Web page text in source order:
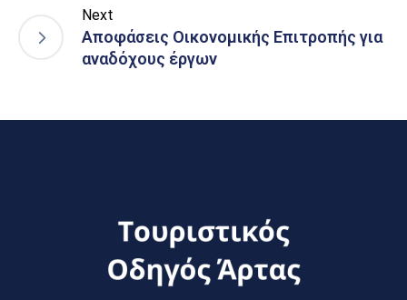
Next
Αποφάσεις Οικονομικής Επιτροπής για
αναδόχους έργων